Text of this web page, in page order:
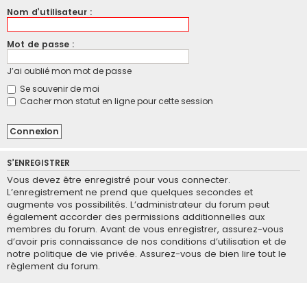
Nom d’utilisateur :
Mot de passe :
J’ai oublié mon mot de passe
Se souvenir de moi
Cacher mon statut en ligne pour cette session
S’ENREGISTRER
Vous devez être enregistré pour vous connecter.
L’enregistrement ne prend que quelques secondes et
augmente vos possibilités. L’administrateur du forum peut
également accorder des permissions additionnelles aux
membres du forum. Avant de vous enregistrer, assurez-vous
d’avoir pris connaissance de nos conditions d’utilisation et de
notre politique de vie privée. Assurez-vous de bien lire tout le
règlement du forum.